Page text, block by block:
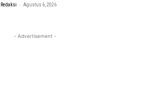
Redaksi - Agustus 6, 2026
- Advertisement -